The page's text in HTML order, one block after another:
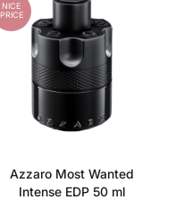
NICE
PRICE
Azzaro Most Wanted
Intense EDP 50 ml